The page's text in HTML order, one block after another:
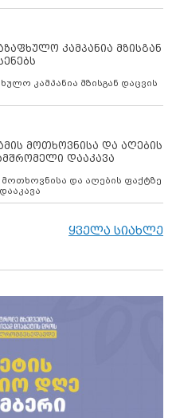
კამპანია მზისგან
კამპანია მზისგან დაცვის
მოთხოვნისა და აღების
დააკავა
ყველა სიახლე